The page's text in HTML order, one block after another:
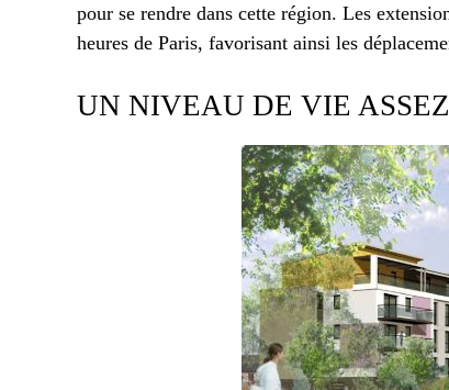
pour se rendre dans cette région. Les
heures de Paris, favorisant ainsi les
UN NIVEAU DE VIE